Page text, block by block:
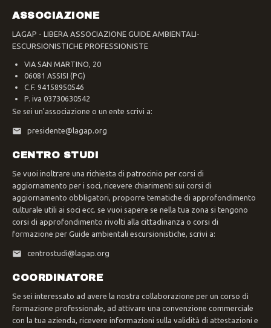
ASSOCIAZIONE
LAGAP - LIBERA ASSOCIAZIONE GUIDE AMBIENTALI-
ESCURSIONISTICHE PROFESSIONISTE
VIA SAN MARTINO, 20
06081 ASSISI (PG)
C.F. 94158950546
P. iva 03730630542
Se sei un'associazione o un ente scrivi a:
presidente@lagap.org
CENTRO STUDI
Se vuoi inoltrare una richiesta di patrocinio per corsi di
aggiornamento per i soci, ricevere chiarimenti sui corsi di
aggiornamento obbligatori, proporre tematiche di approfondimento
culturale utili ai soci ecc. se vuoi sapere se nella tua zona si tengono
corsi di approfondimento rivolti alla cittadinanza o corsi di
formazione per Guide ambientali escursionistiche, scrivi a:
centrostudi@lagap.org
COORDINATORE
Se sei interessato ad avere la nostra collaborazione per un corso di
formazione professionale, ad attivare una convenzione commerciale
con la tua azienda, ricevere informazioni sulla validità di attestazioni e